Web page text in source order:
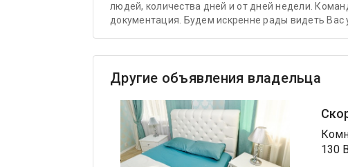
людей, количества дней и от дней недели.
документация. Будем искренне рады видеть Вас
Другие объявления владельца
130